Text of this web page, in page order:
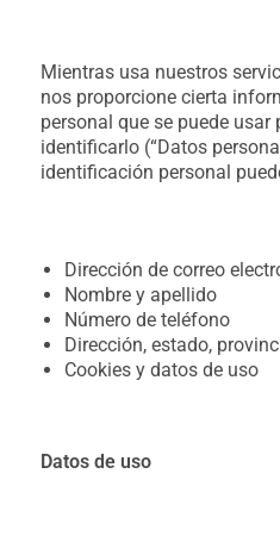
Mientras usa nuestros
nos proporcione cierta
personal que se puede
identificarlo (“Datos
identificación personal
Dirección de correo
Nombre y apellido
Número de teléfono
Dirección, estado,
Cookies y datos de uso
Datos de uso